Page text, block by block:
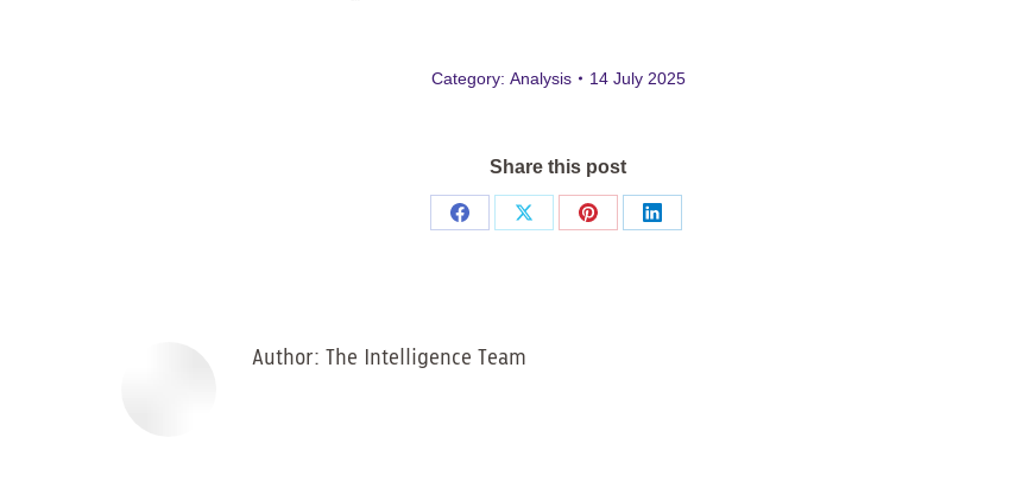
Category: Analysis 14 July 2025
Share this post
Share
Share
Share
Share
Author: The Intelligence Team